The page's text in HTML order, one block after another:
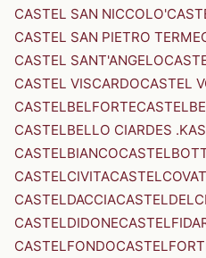
CASTEL SAN NICCOLO'
CASTEL SAN PIETRO TERME
CASTEL SANT'ANGELO
CASTEL VISCARDOCASTEL
CASTELBELFORTE
CASTELBELLO CIARDES
CASTELBIANCO
CASTELCIVITA
CASTELDACCIACASTELDELCI
CASTELDIDONE
CASTELFONDO